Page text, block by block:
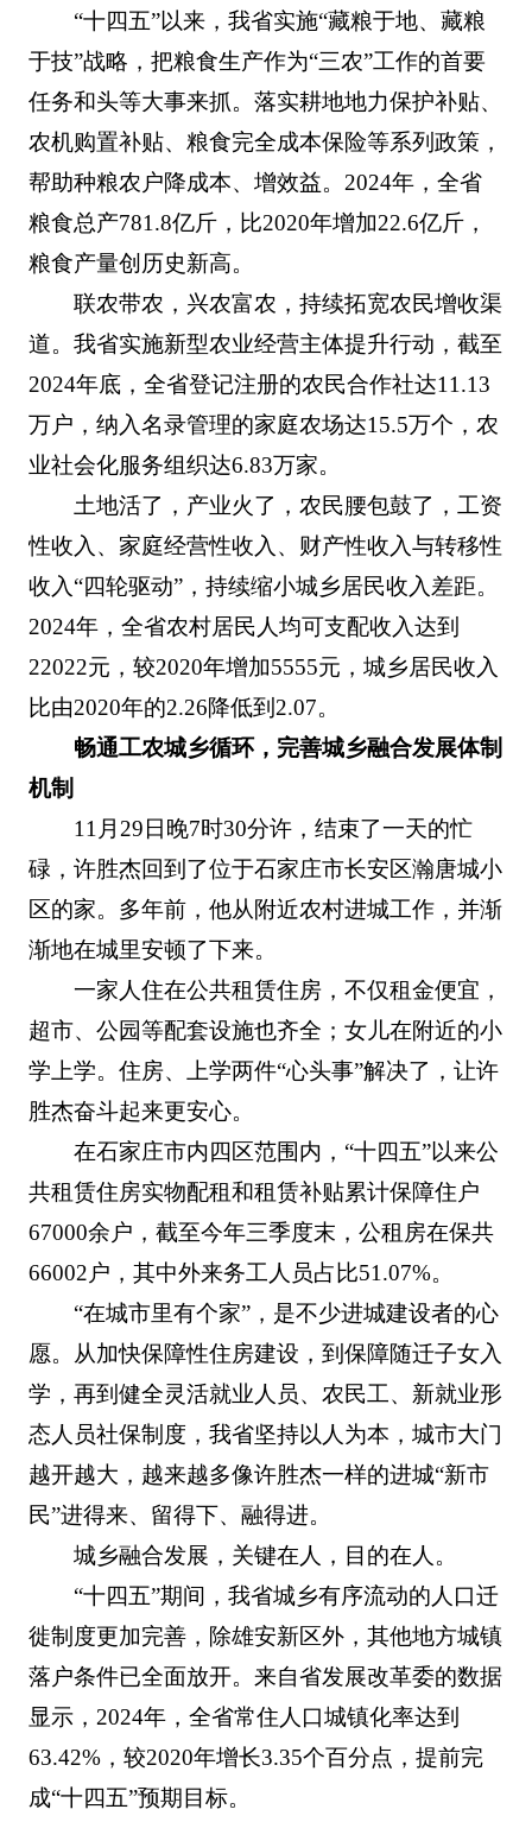
“十四五”以来，我省实施“藏粮于地、藏粮
于技”战略，把粮食生产作为“三农”工作的首要
任务和头等大事来抓。落实耕地地力保护补贴、
农机购置补贴、粮食完全成本保险等系列政策，
帮助种粮农户降成本、增效益。2024年，全省
粮食总产781.8亿斤，比2020年增加22.6亿斤，
粮食产量创历史新高。
联农带农，兴农富农，持续拓宽农民增收渠
道。我省实施新型农业经营主体提升行动，截至
2024年底，全省登记注册的农民合作社达11.13
万户，纳入名录管理的家庭农场达15.5万个，农
业社会化服务组织达6.83万家。
土地活了，产业火了，农民腰包鼓了，工资
性收入、家庭经营性收入、财产性收入与转移性
收入“四轮驱动”，持续缩小城乡居民收入差距。
2024年，全省农村居民人均可支配收入达到
22022元，较2020年增加5555元，城乡居民收入
比由2020年的2.26降低到2.07。
畅通工农城乡循环，完善城乡融合发展体制
机制
11月29日晚7时30分许，结束了一天的忙
碌，许胜杰回到了位于石家庄市长安区瀚唐城小
区的家。多年前，他从附近农村进城工作，并渐
渐地在城里安顿了下来。
一家人住在公共租赁住房，不仅租金便宜，
超市、公园等配套设施也齐全；女儿在附近的小
学上学。住房、上学两件“心头事”解决了，让许
胜杰奋斗起来更安心。
在石家庄市内四区范围内，“十四五”以来公
共租赁住房实物配租和租赁补贴累计保障住户
67000余户，截至今年三季度末，公租房在保共
66002户，其中外来务工人员占比51.07%。
“在城市里有个家”，是不少进城建设者的心
愿。从加快保障性住房建设，到保障随迁子女入
学，再到健全灵活就业人员、农民工、新就业形
态人员社保制度，我省坚持以人为本，城市大门
越开越大，越来越多像许胜杰一样的进城“新市
民”进得来、留得下、融得进。
城乡融合发展，关键在人，目的在人。
“十四五”期间，我省城乡有序流动的人口迁
徙制度更加完善，除雄安新区外，其他地方城镇
落户条件已全面放开。来自省发展改革委的数据
显示，2024年，全省常住人口城镇化率达到
63.42%，较2020年增长3.35个百分点，提前完
成“十四五”预期目标。